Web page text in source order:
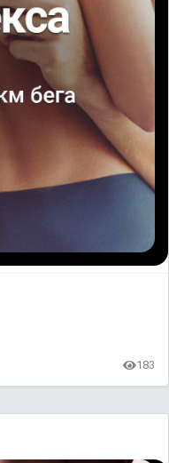
183